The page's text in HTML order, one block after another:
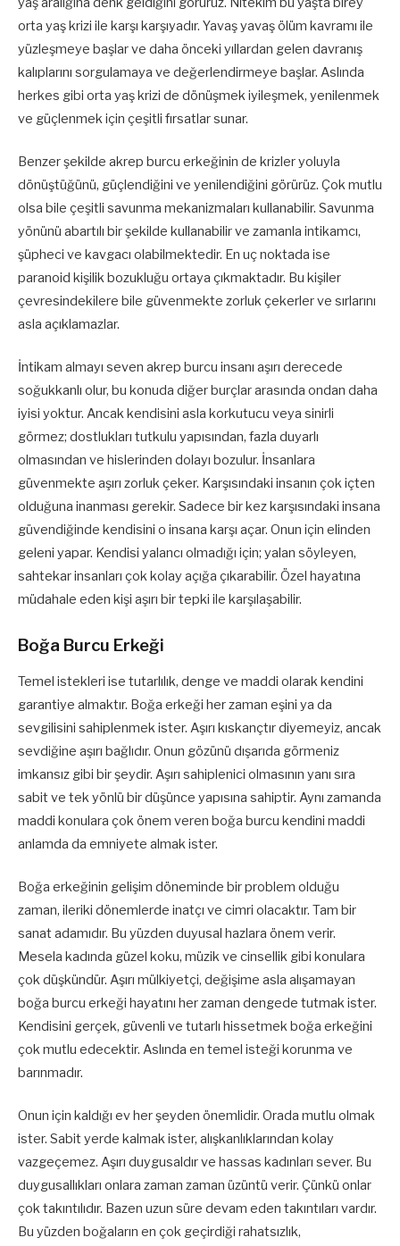
orta yaş krizi ile karşı karşıyadır. Yavaş yavaş ölüm kavramı ile
yüzleşmeye başlar ve daha önceki yıllardan gelen davranış
kalıplarını sorgulamaya ve değerlendirmeye başlar. Aslında
herkes gibi orta yaş krizi de dönüşmek iyileşmek, yenilenmek
ve güçlenmek için çeşitli fırsatlar sunar.
Benzer şekilde akrep burcu erkeğinin de krizler yoluyla
dönüştüğünü, güçlendiğini ve yenilendiğini görürüz. Çok mutlu
olsa bile çeşitli savunma mekanizmaları kullanabilir. Savunma
yönünü abartılı bir şekilde kullanabilir ve zamanla intikamcı,
şüpheci ve kavgacı olabilmektedir. En uç noktada ise
paranoid kişilik bozukluğu ortaya çıkmaktadır. Bu kişiler
çevresindekilere bile güvenmekte zorluk çekerler ve sırlarını
asla açıklamazlar.
İntikam almayı seven akrep burcu insanı aşırı derecede
soğukkanlı olur, bu konuda diğer burçlar arasında ondan daha
iyisi yoktur. Ancak kendisini asla korkutucu veya sinirli
görmez; dostlukları tutkulu yapısından, fazla duyarlı
olmasından ve hislerinden dolayı bozulur. İnsanlara
güvenmekte aşırı zorluk çeker. Karşısındaki insanın çok içten
olduğuna inanması gerekir. Sadece bir kez karşısındaki insana
güvendiğinde kendisini o insana karşı açar. Onun için elinden
geleni yapar. Kendisi yalancı olmadığı için; yalan söyleyen,
sahtekar insanları çok kolay açığa çıkarabilir. Özel hayatına
müdahale eden kişi aşırı bir tepki ile karşılaşabilir.
Boğa Burcu Erkeği
Temel istekleri ise tutarlılık, denge ve maddi olarak kendini
garantiye almaktır. Boğa erkeği her zaman eşini ya da
sevgilisini sahiplenmek ister. Aşırı kıskançtır diyemeyiz, ancak
sevdiğine aşırı bağlıdır. Onun gözünü dışarıda görmeniz
imkansız gibi bir şeydir. Aşırı sahiplenici olmasının yanı sıra
sabit ve tek yönlü bir düşünce yapısına sahiptir. Aynı zamanda
maddi konulara çok önem veren boğa burcu kendini maddi
anlamda da emniyete almak ister.
Boğa erkeğinin gelişim döneminde bir problem olduğu
zaman, ileriki dönemlerde inatçı ve cimri olacaktır. Tam bir
sanat adamıdır. Bu yüzden duyusal hazlara önem verir.
Mesela kadında güzel koku, müzik ve cinsellik gibi konulara
çok düşkündür. Aşırı mülkiyetçi, değişime asla alışamayan
boğa burcu erkeği hayatını her zaman dengede tutmak ister.
Kendisini gerçek, güvenli ve tutarlı hissetmek boğa erkeğini
çok mutlu edecektir. Aslında en temel isteği korunma ve
barınmadır.
Onun için kaldığı ev her şeyden önemlidir. Orada mutlu olmak
ister. Sabit yerde kalmak ister, alışkanlıklarından kolay
vazgeçemez. Aşırı duygusaldır ve hassas kadınları sever. Bu
duygusallıkları onlara zaman zaman üzüntü verir. Çünkü onlar
çok takıntılıdır. Bazen uzun süre devam eden takıntıları vardır.
Bu yüzden boğaların en çok geçirdiği rahatsızlık,